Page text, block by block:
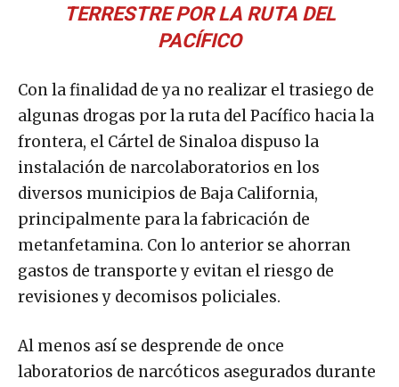
TERRESTRE POR LA RUTA DEL
PACÍFICO
Con la finalidad de ya no realizar el trasiego de
algunas drogas por la ruta del Pacífico hacia la
frontera, el Cártel de Sinaloa dispuso la
instalación de narcolaboratorios en los
diversos municipios de Baja California,
principalmente para la fabricación de
metanfetamina. Con lo anterior se ahorran
gastos de transporte y evitan el riesgo de
revisiones y decomisos policiales.
Al menos así se desprende de once
laboratorios de narcóticos asegurados durante